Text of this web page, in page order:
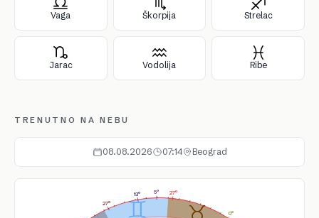
Vaga Škorpija Strelac
Jarac Vodolija Ribe
TRENUTNO NA NEBU
08.08.2026 07:14 Beograd
13°
27°
5°
0°
27°